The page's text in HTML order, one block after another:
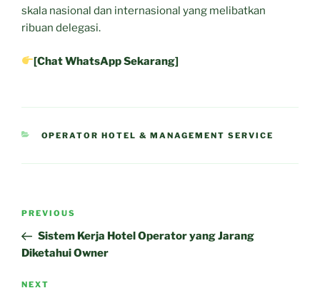
skala nasional dan internasional yang melibatkan
ribuan delegasi.
[Chat WhatsApp Sekarang]
CATEGORIES
OPERATOR HOTEL & MANAGEMENT SERVICE
Post
Previous
Post
PREVIOUS
Sistem Kerja Hotel Operator yang Jarang
Diketahui Owner
Next
NEXT